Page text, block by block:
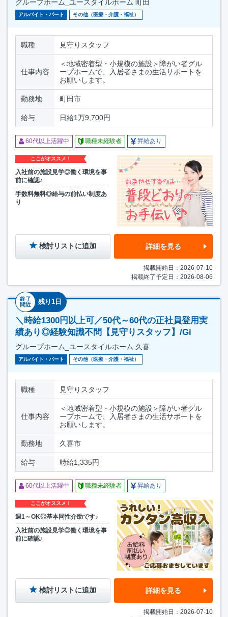
グループホーム_ユースタイルホーム 町田
アルバイト・パート その他（医療・介護・福祉）
職種 見守りスタッフ
仕事内容
＜地域密着型・小規模の施設＞障がい者グル
ープホームで、入居者さまの生活サポートを
お願いします。
勤務地 町田市
給与 日給1万9,700円
60代以上活躍中 職種未経験者 昇給あり
ここがオススメ！
入社前の施設見学◎働く環境を事
前に確認♪
手数料無料◎給与の前払い制度あ
り
検討リストに追加 詳細を見る
掲載開始日：2026-07-10
掲載終了予定日：2026-08-06
終了
間近
残り1日
＼時給1300円以上可／50代～60代の正社員登用実
績あり◎経験知識不問【見守りスタッフ】/Gi
グループホーム_ユースタイルホーム 久喜
アルバイト・パート その他（医療・介護・福祉）
職種 見守りスタッフ
仕事内容
＜地域密着型・小規模の施設＞障がい者グル
ープホームで、入居者さまの生活サポートを
お願いします。
勤務地 久喜市
給与 時給1,335円
60代以上活躍中 職種未経験者 昇給あり
ここがオススメ！
週1～OK◎基本同性介助です♪
入社前の施設見学◎働く環境を事
前に確認♪
検討リストに追加 詳細を見る
掲載開始日：2026-07-10